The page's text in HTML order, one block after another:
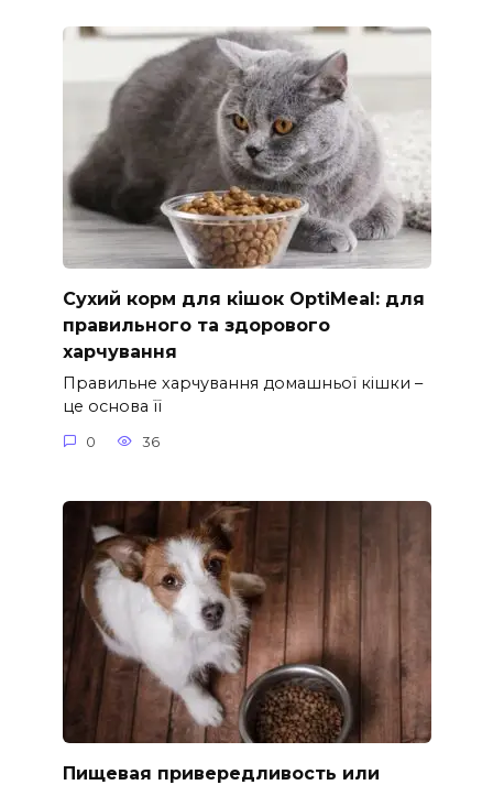
Сухий корм для кішок OptiMeal: для
правильного та здорового
харчування
Правильне харчування домашньої кішки –
це основа її
0 36
Пищевая привередливость или